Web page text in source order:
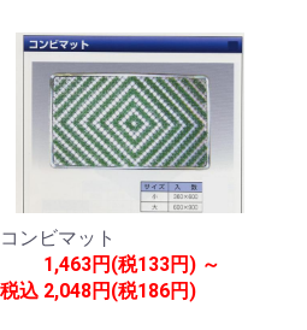
コンビマット
税込
1,463円(税133円) ～
2,048円(税186円)